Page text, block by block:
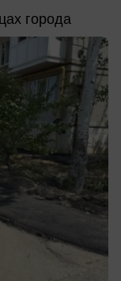
города